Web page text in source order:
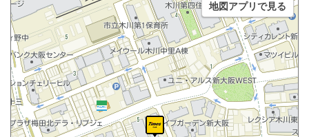
地図アプリで見る